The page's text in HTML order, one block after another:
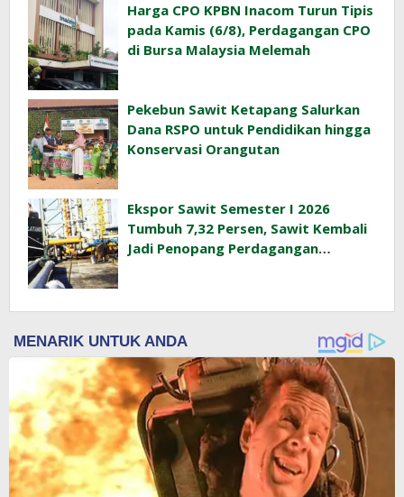
Harga CPO KPBN Inacom Turun Tipis
pada Kamis (6/8), Perdagangan CPO
di Bursa Malaysia Melemah
Pekebun Sawit Ketapang Salurkan
Dana RSPO untuk Pendidikan hingga
Konservasi Orangutan
Ekspor Sawit Semester I 2026
Tumbuh 7,32 Persen, Sawit Kembali
Jadi Penopang Perdagangan